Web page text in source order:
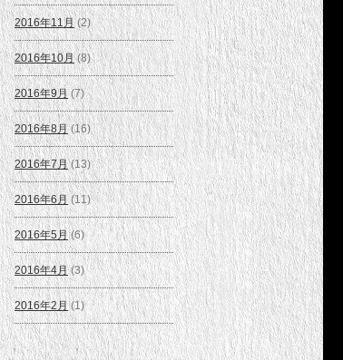
2016年11月 (2)
2016年10月(8)
2016年9月 (7)
2016年8月(16)
2016年7月(13)
2016年6月(11)
2016年5月(6)
2016年4月(3)
2016年2月(1)